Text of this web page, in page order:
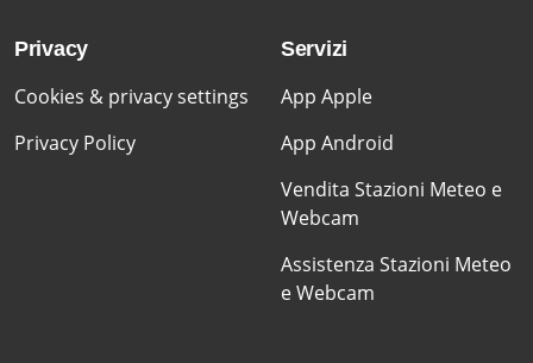
Privacy
Cookies & privacy settings
Privacy Policy
Servizi
App Apple
App Android
Vendita Stazioni Meteo e
Webcam
Assistenza Stazioni Meteo
e Webcam